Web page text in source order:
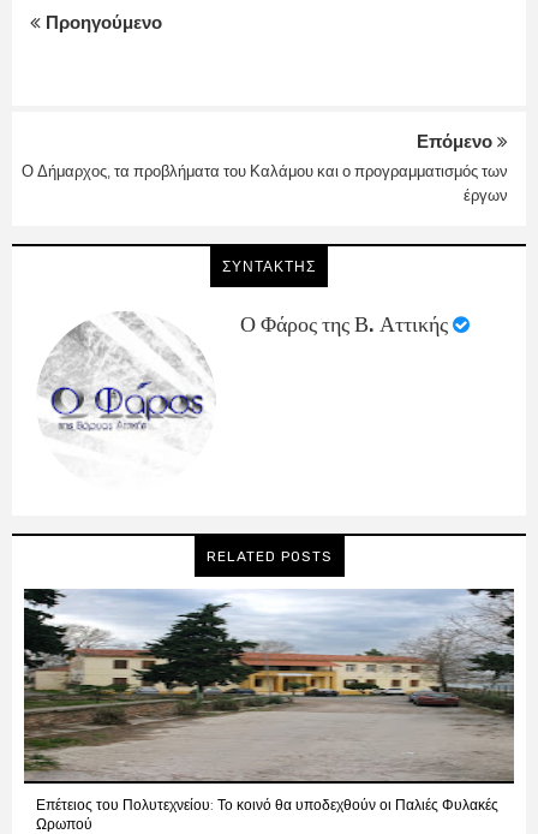
Προηγούμενο
Επόμενο
Ο Δήμαρχος, τα προβλήματα του Καλάμου και ο προγραμματισμός των
έργων
ΣΥΝΤΑΚΤΗΣ
Ο Φάρος της Β. Αττικής
RELATED POSTS
Επέτειος του Πολυτεχνείου: Το κοινό θα υποδεχθούν οι Παλιές Φυλακές
Ωρωπού